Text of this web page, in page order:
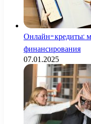
Онлайн-кредиты:
финансирования
07.01.2025